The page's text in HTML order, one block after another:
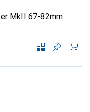
MkII 67-82mm